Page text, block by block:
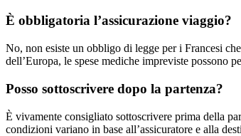
È obbligatoria l’assicurazione viaggio?
No, non esiste un obbligo di legge per i Francesi
dell’Europa, le spese mediche impreviste possono
Posso sottoscrivere dopo la partenza?
È vivamente consigliato sottoscrivere prima della
condizioni variano in base all’assicuratore e alla